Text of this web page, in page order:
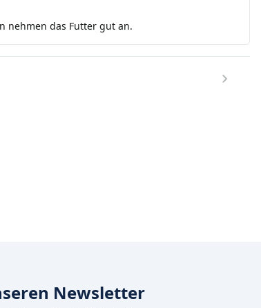
nehmen das Futter gut an.
Newsletter